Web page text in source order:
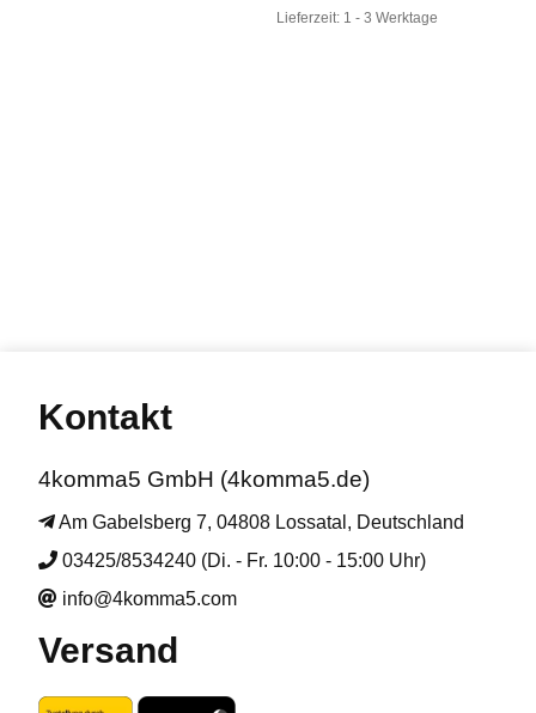
Lieferzeit: 1 - 3 Werktage
Kontakt
4komma5 GmbH (4komma5.de)
Am Gabelsberg 7, 04808 Lossatal, Deutschland
03425/8534240 (Di. - Fr. 10:00 - 15:00 Uhr)
info@4komma5.com
Versand